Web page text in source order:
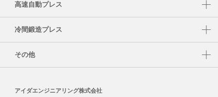
PMX
TMX
DSF-U
高速自動プレス
HMX-M
HMX-S
冷間鍛造プレス
CF1
その他
FAシステム
アイダエンジニアリング株式会社